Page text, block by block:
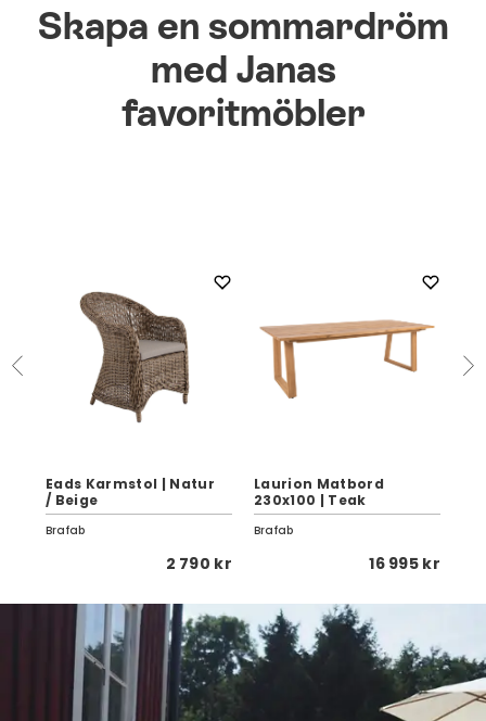
Skapa en sommardröm
med Janas
favoritmöbler
Eads Karmstol | Natur
/ Beige
Brafab
2 790 kr
Laurion Matbord
230x100 | Teak
Brafab
16 995 kr